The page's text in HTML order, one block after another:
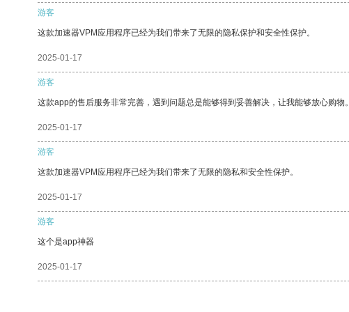
游客
这款加速器VPM应用程序已经为我们带来了无限的隐私保护和安全性保护。
2025-01-17
游客
这款app的售后服务非常完善，遇到问题总是能够得到妥善解决，让我能够放心购物。
2025-01-17
游客
这款加速器VPM应用程序已经为我们带来了无限的隐私和安全性保护。
2025-01-17
游客
这个是app神器
2025-01-17